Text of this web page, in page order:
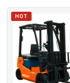
HOT